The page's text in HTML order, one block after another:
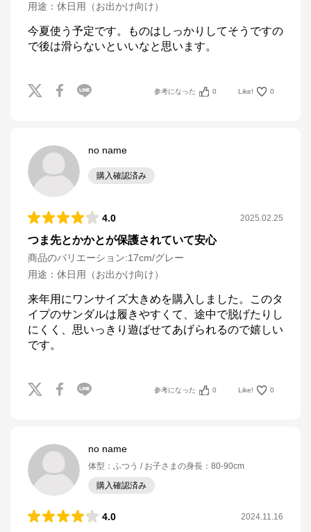
用途 ： 休日用（お出かけ向け）
今夏使う予定です。ものはしっかりしてそうですの
で後は滑らないといいなと思います。
参考になった 0 Like! 0
no name
購入確認済み
4.0 2025.02.25
つま先とかかとが保護されていて安心
商品のバリエーション:17cm/グレー
用途 ： 休日用（お出かけ向け）
来年用にワンサイズ大きめを購入しました。このタ
イプのサンダルは履きやすくて、途中で脱げたりし
にくく、思いっきり遊ばせてあげられるので嬉しい
です。
参考になった 0 Like! 0
no name
体型 ： ふつう お子さまの身長 ： 80-90cm
購入確認済み
4.0 2024.11.16